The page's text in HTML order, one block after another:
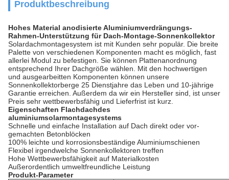
Produktbeschreibung
Hohes Material anodisierte Aluminiumverdrängungs-
Rahmen-Unterstützung für Dach-Montage-Sonnenkollektor
Solardachmontagesystem ist mit Kunden sehr populär. Die breite
Palette von verschiedenen Komponenten macht es möglich, fast
allerlei Modul zu befestigen. Sie können Plattenanordnung
entsprechend Ihrer Dachgröße wählen. Mit den hochwertigen
und ausgearbeitten Komponenten können unsere
Sonnenkollektorberge 25 Dienstjahre das Leben und 10-jährige
Garantie erreichen. Außerdem da wir ein Hersteller sind, ist unser
Preis sehr wettbewerbsfähig und Lieferfrist ist kurz.
Eigenschaften Flachdachdes
aluminiumsolarmontagesystems
Schnelle und einfache Installation auf Dach direkt oder vor-
gemachten Betonblöcken
100% leichte und korrosionsbeständige Aluminiumschienen
Flexibel irgendwelche Sonnenkollektoren treffen
Hohe Wettbewerbsfähigkeit auf Materialkosten
Außerordentlich umweltfreundliche Leistung
Produkt-Parameter